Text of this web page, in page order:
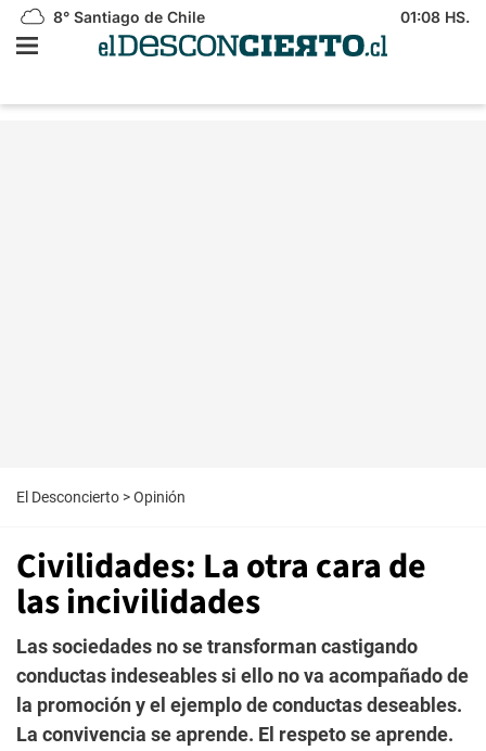
8° Santiago de Chile 01:08 HS.
El Desconcierto >Opinión
Civilidades: La otra cara de
las incivilidades
Las sociedades no se transforman castigando
conductas indeseables si ello no va acompañado de
la promoción y el ejemplo de conductas deseables.
La convivencia se aprende. El respeto se aprende.